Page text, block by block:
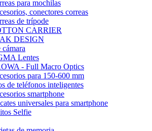
para mochilas
conectores correas
de trípode
CARRIER
DESIGN
cámara
Lentes
- Full Macro Optics
para 150-600 mm
de teléfonos inteligentes
smartphone
universales para smartphone
Selfie